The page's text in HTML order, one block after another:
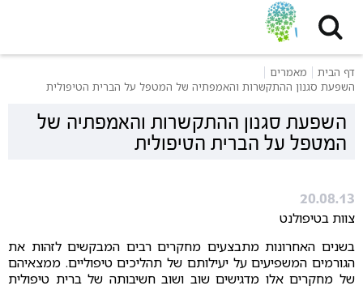
דף הבית
מאמרים
השפעת סגנון ההתקשרות והאמפתיה של המטפל על הברית הטיפולית
השפעת סגנון ההתקשרות והאמפתיה של
המטפל על הברית הטיפולית
20.08.13
צוות בטיפולנט
בשנים האחרונות מתבצעים מחקרים רבים המבקשים לזהות את
הגורמים המשפיעים על יעילותם של תהליכים טיפוליים. ממצאיהם
של מחקרים אלו מדגישים שוב ושוב חשיבותה של ברית טיפולית